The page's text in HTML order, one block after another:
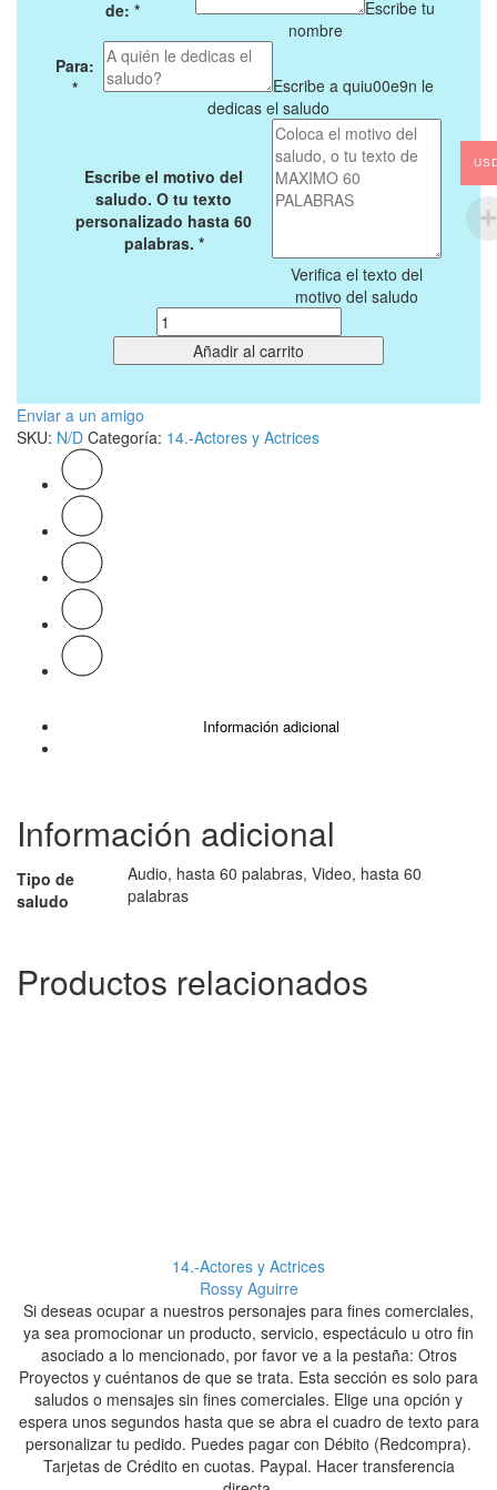
de: *
Escribe tu
nombre
Para:
*
Escribe a quiu00e9n le
dedicas el saludo
Escribe el motivo del
saludo. O tu texto
personalizado hasta 60
palabras. *
Verifica el texto del
motivo del saludo
Cantidad
Añadir al carrito
Enviar a un amigo
SKU: N/D Categoría: 14.-Actores y Actrices
Información adicional
Información adicional
Tipo de
saludo
Audio, hasta 60 palabras, Video, hasta 60
palabras
Productos relacionados
14.-Actores y Actrices
Rossy Aguirre
Si deseas ocupar a nuestros personajes para fines comerciales,
ya sea promocionar un producto, servicio, espectáculo u otro fin
asociado a lo mencionado, por favor ve a la pestaña: Otros
Proyectos y cuéntanos de que se trata. Esta sección es solo para
saludos o mensajes sin fines comerciales. Elige una opción y
espera unos segundos hasta que se abra el cuadro de texto para
personalizar tu pedido. Puedes pagar con Débito (Redcompra).
Tarjetas de Crédito en cuotas. Paypal. Hacer transferencia